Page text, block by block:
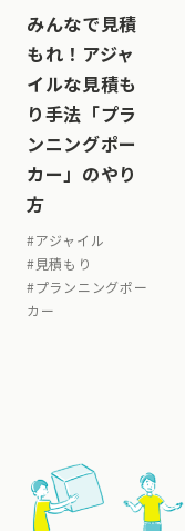
みんなで見積
もれ！アジャ
イルな見積も
り手法「プラ
ンニングポー
カー」のやり
方
#アジャイル
#見積もり
#プランニングポー
カー